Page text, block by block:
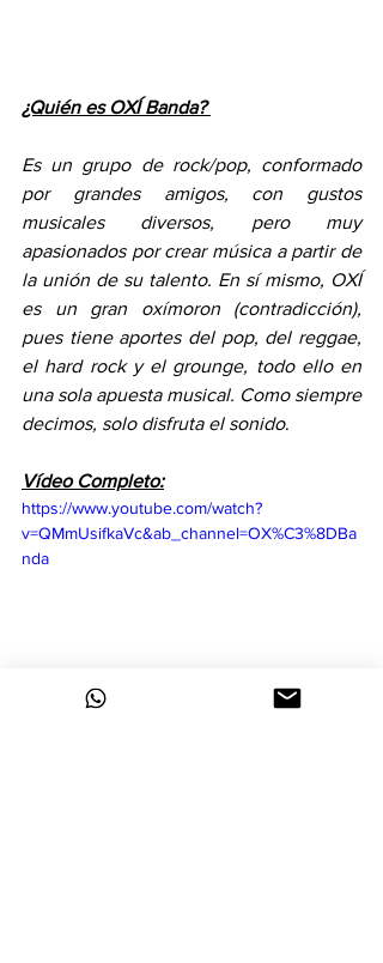
¿Quién es OXÍ Banda?
Es un grupo de rock/pop, conformado
por grandes amigos, con gustos
musicales diversos, pero muy
apasionados por crear música a partir de
la unión de su talento. En sí mismo, OXÍ
es un gran oxímoron (contradicción),
pues tiene aportes del pop, del reggae,
el hard rock y el grounge, todo ello en
una sola apuesta musical. Como siempre
decimos, solo disfruta el sonido.
Vídeo Completo:
https://www.youtube.com/watch?
v=QMmUsifkaVc&ab_channel=OX%C3%8DBa
nda